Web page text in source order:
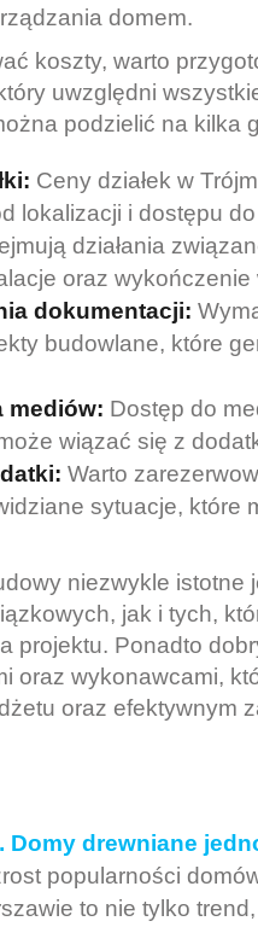
domem.
koszty, warto
uwzględni
podzielić na kilka
Ceny działek w
lokalizacji i dostępu
działania
oraz wykończenie
dokumentacji:
budowlane, które
mediów: Dostęp do
wiązać się z
Warto
sytuacje, które
niezwykle istotne
jak i tych,
projektu. Ponadto
oraz wykonawcami,
oraz efektywnym
Domy drewniane
popularności
to nie tylko